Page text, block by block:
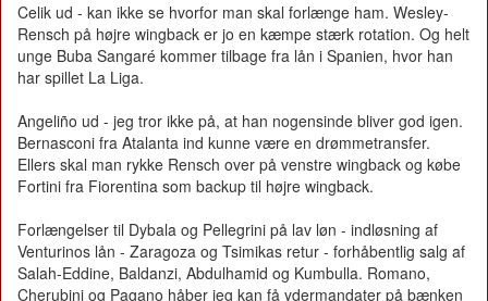
Celik ud - kan ikke se hvorfor man skal forlænge ham. Wesley-
Rensch på højre wingback er jo en kæmpe stærk rotation. Og helt
unge Buba Sangaré kommer tilbage fra lån i Spanien, hvor han
har spillet La Liga.
Angeliño ud - jeg tror ikke på, at han nogensinde bliver god igen.
Bernasconi fra Atalanta ind kunne være en drømmetransfer.
Ellers skal man rykke Rensch over på venstre wingback og købe
Fortini fra Fiorentina som backup til højre wingback.
Forlængelser til Dybala og Pellegrini på lav løn - indløsning af
Venturinos lån - Zaragoza og Tsimikas retur - forhåbentlig salg af
Salah-Eddine, Baldanzi, Abdulhamid og Kumbulla. Romano,
Cherubini og Pagano håber jeg kan få ydermandater på bænken